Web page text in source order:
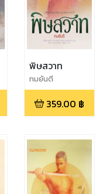
พิษสวาท
ทมยันตี
359.00 ฿